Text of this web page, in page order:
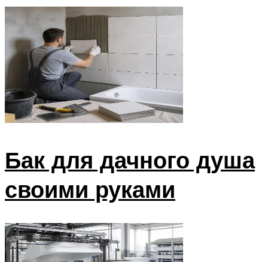
Бак для дачного душа
своими руками